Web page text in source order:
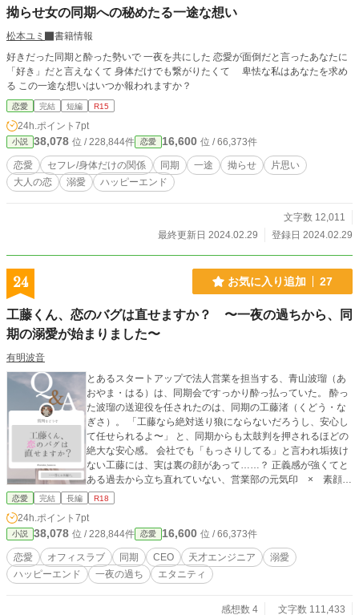
拗らせ女の同期への秘めたる一途な想い
松本ユミ
書籍情報
好きだった同期と酔った勢いで 一夜を共にした 恋愛が面倒だと言ったあなたに
「好き」だと言えなくて 身体だけでも繋がりたくて 卑怯な私はあなたを求め
る この一途な想いはいつか報われますか？
恋愛 完結 短編 R15
24h.ポイント 7pt
小説 38,078 位 / 228,844件 恋愛 16,600 位 / 66,373件
恋愛 セフレ/身体だけの関係 同期 一途 拗らせ
片思い
大人の恋
溺愛 ハッピーエンド
文字数 12,011
最終更新日 2024.02.29
登録日 2024.02.29
24 お気に入り追加 27
工藤くん、恋のバグは直せますか？ 〜一夜の過ちから、同
期の溺愛が始まりました〜
有明波音
とあるスタートアップで法人営業を担当する、青山波瑠（あ
おやま・はる）は、同期会ですっかり酔っ払っていた。 酔っ
た波瑠の送迎役を任されたのは、同期の工藤渚（くどう・な
ぎさ）。 「工藤なら絶対送り狼にならないだろうし、安心し
て任せられるよ〜」 と、同期からも太鼓判を押されるほどの
絶大な安心感。 会社でも「もっさりしてる」と言われ垢抜け
ない工藤には、実は裏の顔があって……？ 正義感が強くてと
ある過去から立ち直れていない、営業部の元気印 × 素顔を
隠している天才エンジニア（兼CEO） ＜登場人物＞ ・青山
ップ・コーラルクラウドで法人営業を担当している。インタ
ーンから今の会社にそのまま新卒入社した。 ・工藤 渚（くど
う・なぎさ）／27歳 波瑠と同じ会社でシステムエンジニアと
して働いている。もっさりしていて垢抜けないけれど、裏で
は「社長がヘッドハンティングした」「学生の頃シリコンバ
恋愛 完結 長編 R18
24h.ポイント 7pt
小説 38,078 位 / 228,844件 恋愛 16,600 位 / 66,373件
恋愛 オフィスラブ 同期 CEO 天才エンジニア
溺愛
ハッピーエンド
一夜の過ち エタニティ
感想数 4 文字数 111,433